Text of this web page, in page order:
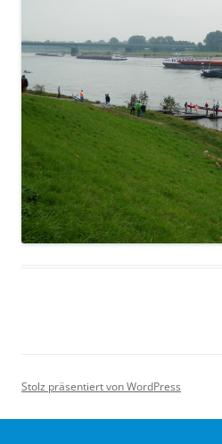
Stolz präsentiert von WordPress